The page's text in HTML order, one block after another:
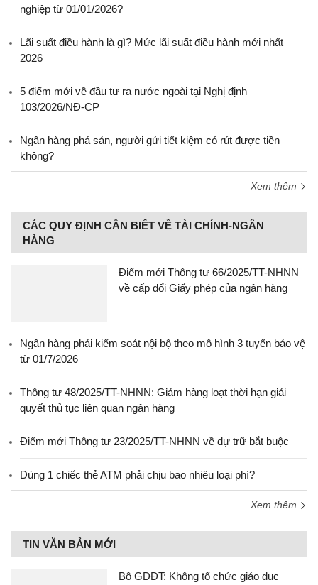
nghiệp từ 01/01/2026?
Lãi suất điều hành là gì? Mức lãi suất điều hành mới nhất
2026
5 điểm mới về đầu tư ra nước ngoài tại Nghị định
103/2026/NĐ-CP
Ngân hàng phá sản, người gửi tiết kiệm có rút được tiền
không?
Xem thêm
CÁC QUY ĐỊNH CẦN BIẾT VỀ TÀI CHÍNH-NGÂN
HÀNG
Điểm mới Thông tư 66/2025/TT-NHNN
về cấp đổi Giấy phép của ngân hàng
Ngân hàng phải kiểm soát nội bộ theo mô hình 3 tuyến bảo vệ
từ 01/7/2026
Thông tư 48/2025/TT-NHNN: Giảm hàng loạt thời hạn giải
quyết thủ tục liên quan ngân hàng
Điểm mới Thông tư 23/2025/TT-NHNN về dự trữ bắt buộc
Dùng 1 chiếc thẻ ATM phải chịu bao nhiêu loại phí?
Xem thêm
TIN VĂN BẢN MỚI
Bộ GDĐT: Không tổ chức giáo dục